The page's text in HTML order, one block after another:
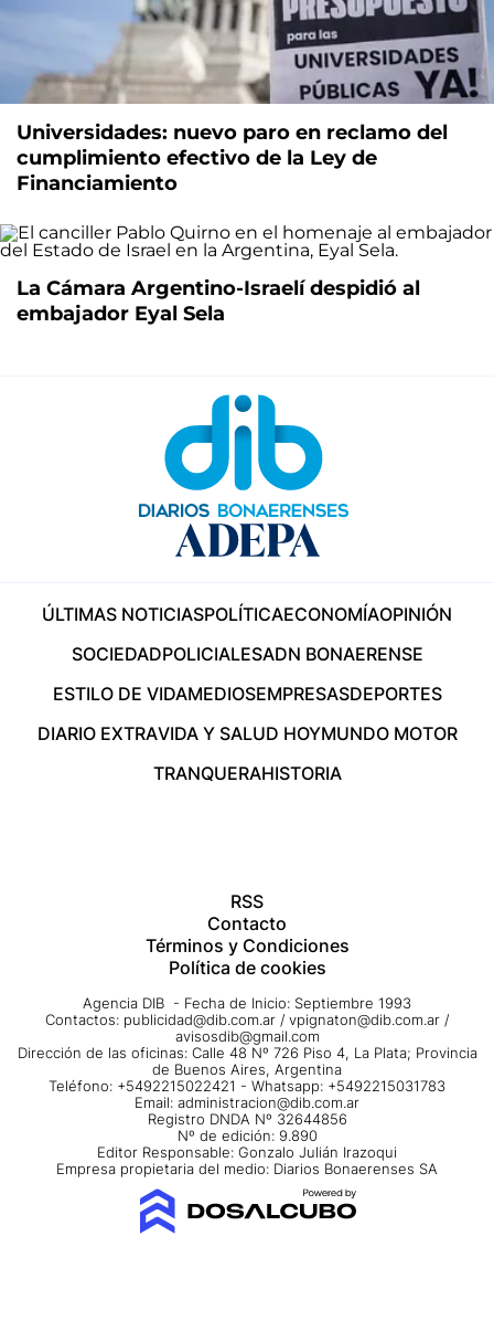
Universidades: nuevo paro en reclamo del
cumplimiento efectivo de la Ley de
Financiamiento
La Cámara Argentino-Israelí despidió al
embajador Eyal Sela
ÚLTIMAS NOTICIASPOLÍTICAECONOMÍAOPINIÓN
SOCIEDADPOLICIALESADN BONAERENSE
ESTILO DE VIDAMEDIOSEMPRESASDEPORTES
DIARIO EXTRAVIDA Y SALUD HOYMUNDO MOTOR
TRANQUERAHISTORIA
RSS
Contacto
Términos y Condiciones
Política de cookies
Agencia DIB - Fecha de Inicio: Septiembre 1993
Contactos: publicidad@dib.com.ar / vpignaton@dib.com.ar /
avisosdib@gmail.com
Dirección de las oficinas: Calle 48 Nº 726 Piso 4, La Plata; Provincia
de Buenos Aires, Argentina
Teléfono: +5492215022421 - Whatsapp: +5492215031783
Email: administracion@dib.com.ar
Registro DNDA Nº 32644856
Nº de edición: 9.890
Editor Responsable: Gonzalo Julián Irazoqui
Empresa propietaria del medio: Diarios Bonaerenses SA